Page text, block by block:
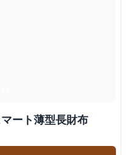
ート薄型長財布